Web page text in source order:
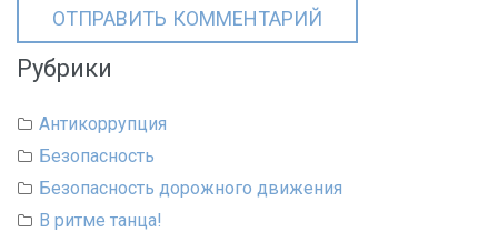
Рубрики
Антикоррупция
Безопасность
Безопасность дорожного движения
В ритме танца!